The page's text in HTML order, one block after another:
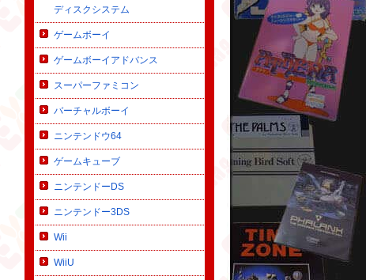
ディスクシステム
ゲームボーイ
ゲームボーイアドバンス
スーパーファミコン
バーチャルボーイ
ニンテンドウ64
ゲームキューブ
ニンテンドーDS
ニンテンドー3DS
Wii
WiiU